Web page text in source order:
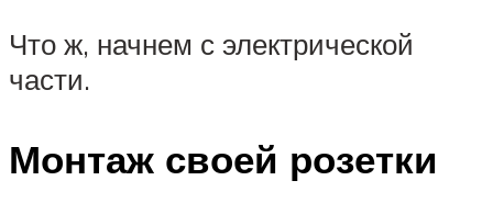
Что ж, начнем с электрической
части.
Монтаж своей розетки